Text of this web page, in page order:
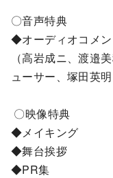
〇音声特典
◆オーディオコメ
（高岩成ニ、渡邉
ューサー、塚田英
〇映像特典
◆メイキング
◆舞台挨拶
◆PR集